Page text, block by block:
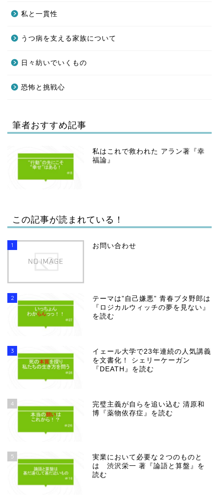
私と一貫性
うつ病を支える家族について
日々紡いでいくもの
恐怖と挑戦心
筆者おすすめ記事
私はこれで救われた アラン著『幸
福論』
この記事が読まれている！
1 お問い合わせ
2
テーマは”自己嫌悪” 青春ブタ野郎は
『ロジカルウィッチの夢を見ない』
を読む
3
イェール大学で23年連続の人気講義
を文書化！ シェリーケーガン
『DEATH』を読む
4
完璧主義が自らを追い込む 清原和
博『薬物依存症』を読む
5
実業において必要な２つのものと
は 渋沢栄一 著『論語と算盤』を
読む